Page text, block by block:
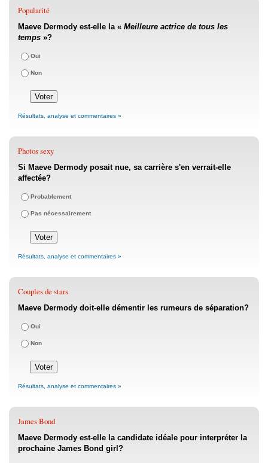
Popularité
Maeve Dermody est-elle la « Meilleure actrice de tous les
temps »?
Oui
Non
Résultats, analyse et commentaires »
Photos sexy
Si Maeve Dermody posait nue, sa carrière s'en verrait-elle
affectée?
Probablement
Pas nécessairement
Résultats, analyse et commentaires »
Couples de stars
Maeve Dermody doit-elle démentir les rumeurs de séparation?
Oui
Non
Résultats, analyse et commentaires »
James Bond
Maeve Dermody est-elle la candidate idéale pour interpréter la
prochaine James Bond girl?